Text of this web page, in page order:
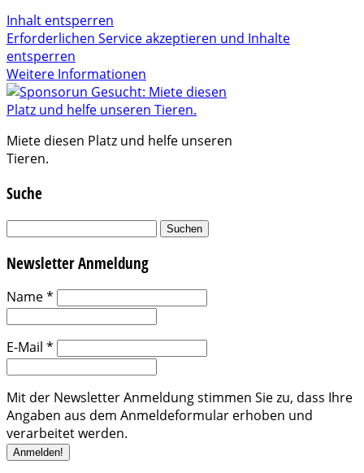
Inhalt entsperren
Erforderlichen Service akzeptieren und Inhalte
entsperren
Weitere Informationen
Miete diesen Platz und helfe unseren
Tieren.
Suche
Suchen
Newsletter Anmeldung
Name*
E-Mail *
Mit der Newsletter Anmeldung stimmen Sie zu, dass Ihre
Angaben aus dem Anmeldeformular erhoben und
verarbeitet werden.